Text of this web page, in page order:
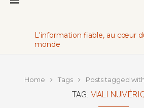
L'information fiable, au cœur
monde
Home Tags Posts tagged
TAG: MALI